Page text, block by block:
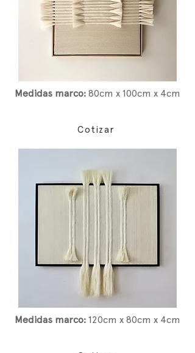
Medidas marco: 80cm x 100cm x 4cm
Cotizar
Medidas marco: 120cm x 80cm x 4cm